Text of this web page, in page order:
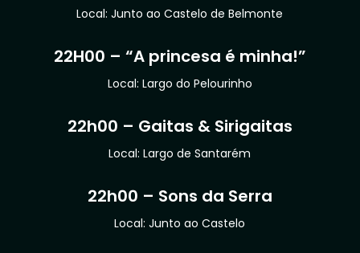
Local: Junto ao Castelo de Belmonte
22H00 – “A princesa é minha!”
Local: Largo do Pelourinho
22h00 – Gaitas & Sirigaitas
Local: Largo de Santarém
22h00 – Sons da Serra
Local: Junto ao Castelo